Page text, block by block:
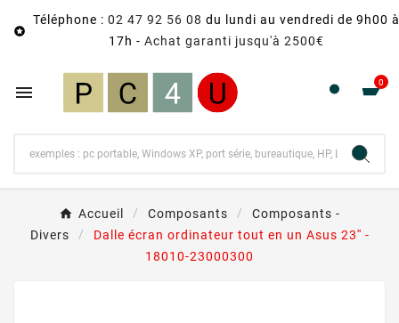

Téléphone : 02 47 92 56 08 du lundi au vendredi de 9h00 à
17h - Achat garanti jusqu'à 2500€
 0
Accueil Composants
Composants -
Divers
Dalle écran ordinateur tout en un Asus 23'' -
18010-23000300